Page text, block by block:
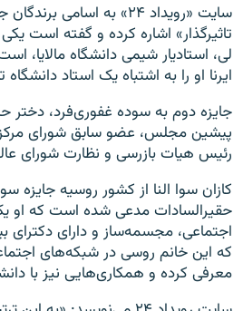
سایت «رویداد ۲۴» به اسامی
تاثیر‌گذار» اشاره کرده و گفته است
لی، استادیار شیمی دانشگاه مالایا،
ایرنا او را به اشتباه یک استاد
جایزه دوم به سوده غفوری‌فرد، دختر
پیشین مجلس، عضو سابق شورای
رئیس هیات بازرسی و نظارت شورای
کازان سوا النا از کشور روسیه جایزه
حقیرالسادات مدعی شده است که او
اجتماعی، مجسمه‌ساز و دارای دکترای
که این خانم روسی در شبکه‌های
معرفی کرده و همکاری‌هایی نیز با